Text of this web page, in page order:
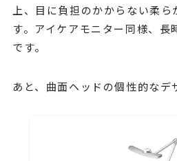
上、目に負担のかからない柔ら
す。アイケアモニター同様、長
です。
あと、曲面ヘッドの個性的なデ